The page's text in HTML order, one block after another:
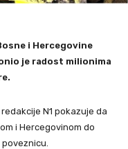
i Hercegovine
je radost milionima
N1 pokazuje da
i Hercegovinom do